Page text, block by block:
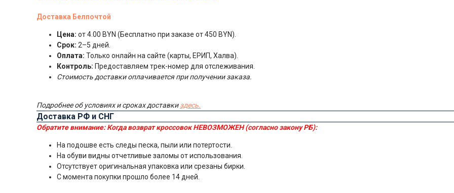
Доставка Белпочтой
Цена: от 4.00 BYN (Бесплатно при заказе от 450 BYN).
Срок: 2–5 дней.
Оплата: Только онлайн на сайте (карты, ЕРИП, Халва).
Контроль: Предоставляем трек-номер для отслеживания.
Стоимость доставки оплачивается при получении заказа.
Подробнее об условиях и сроках доставкиздесь.
Доставка РФ и СНГ
Обратите внимание:Когда возврат кроссовок НЕВОЗМОЖЕН (согласно закону РБ):
На подошве есть следы песка, пыли или потертости.
На обуви видны отчетливые заломы от использования.
Отсутствует оригинальная упаковка или срезаны бирки.
С момента покупки прошло более 14 дней.